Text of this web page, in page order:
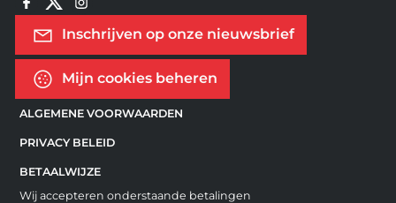
Inschrijven op onze nieuwsbrief
Mijn cookies beheren
ALGEMENE VOORWAARDEN
PRIVACY BELEID
BETAALWIJZE
Wij accepteren onderstaande betalingen